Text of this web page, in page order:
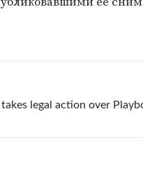
legal action over